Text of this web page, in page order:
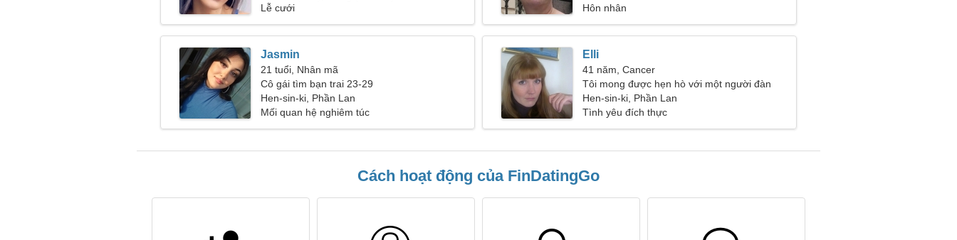
Lễ cưới
Hôn nhân
Jasmin
21 tuổi, Nhân mã
Cô gái tìm bạn trai 23-29
Hen-sin-ki, Phần Lan
Mối quan hệ nghiêm túc
Elli
41 năm, Cancer
Tôi mong được hẹn hò với một người đàn
ông vui tính
Hen-sin-ki, Phần Lan
Tình yêu đích thực
Cách hoạt động của FinDatingGo